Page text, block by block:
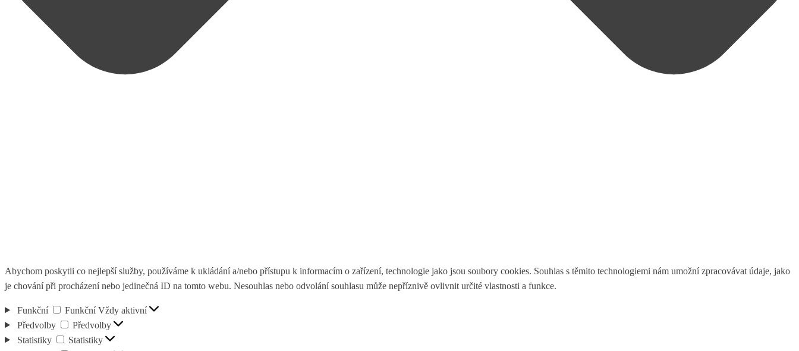
Abychom poskytli co nejlepší služby, používáme k ukládání a/nebo přístupu k informacím o zařízení, technologie jako jsou soubory cookies. Souhlas s těmito technologiemi nám umožní zpracovávat údaje, jako
je chování při procházení nebo jedinečná ID na tomto webu. Nesouhlas nebo odvolání souhlasu může nepříznivě ovlivnit určité vlastnosti a funkce.
Funkční Funkční Vždy aktivní
Předvolby
Předvolby
Statistiky
Statistiky